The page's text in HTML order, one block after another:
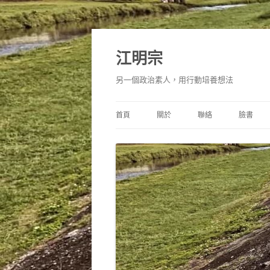
跳
主
要
內
容
江明宗
另一個政治素人，用行動培養想法
首頁 關於 聯絡 臉書